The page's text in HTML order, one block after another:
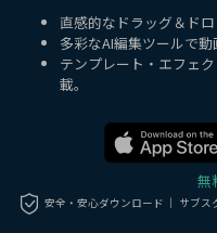
サポート
AIヒント
活用法
Filmoraのユーザー層
動画編集関連知識
動画編集のコツ
カスタマーサポート
購入する
直感的なドラッグ＆ド
多彩なAI編集ツールで動
テンプレート・エフェ
載。
無
安全・安心ダウンロード ｜ サブス